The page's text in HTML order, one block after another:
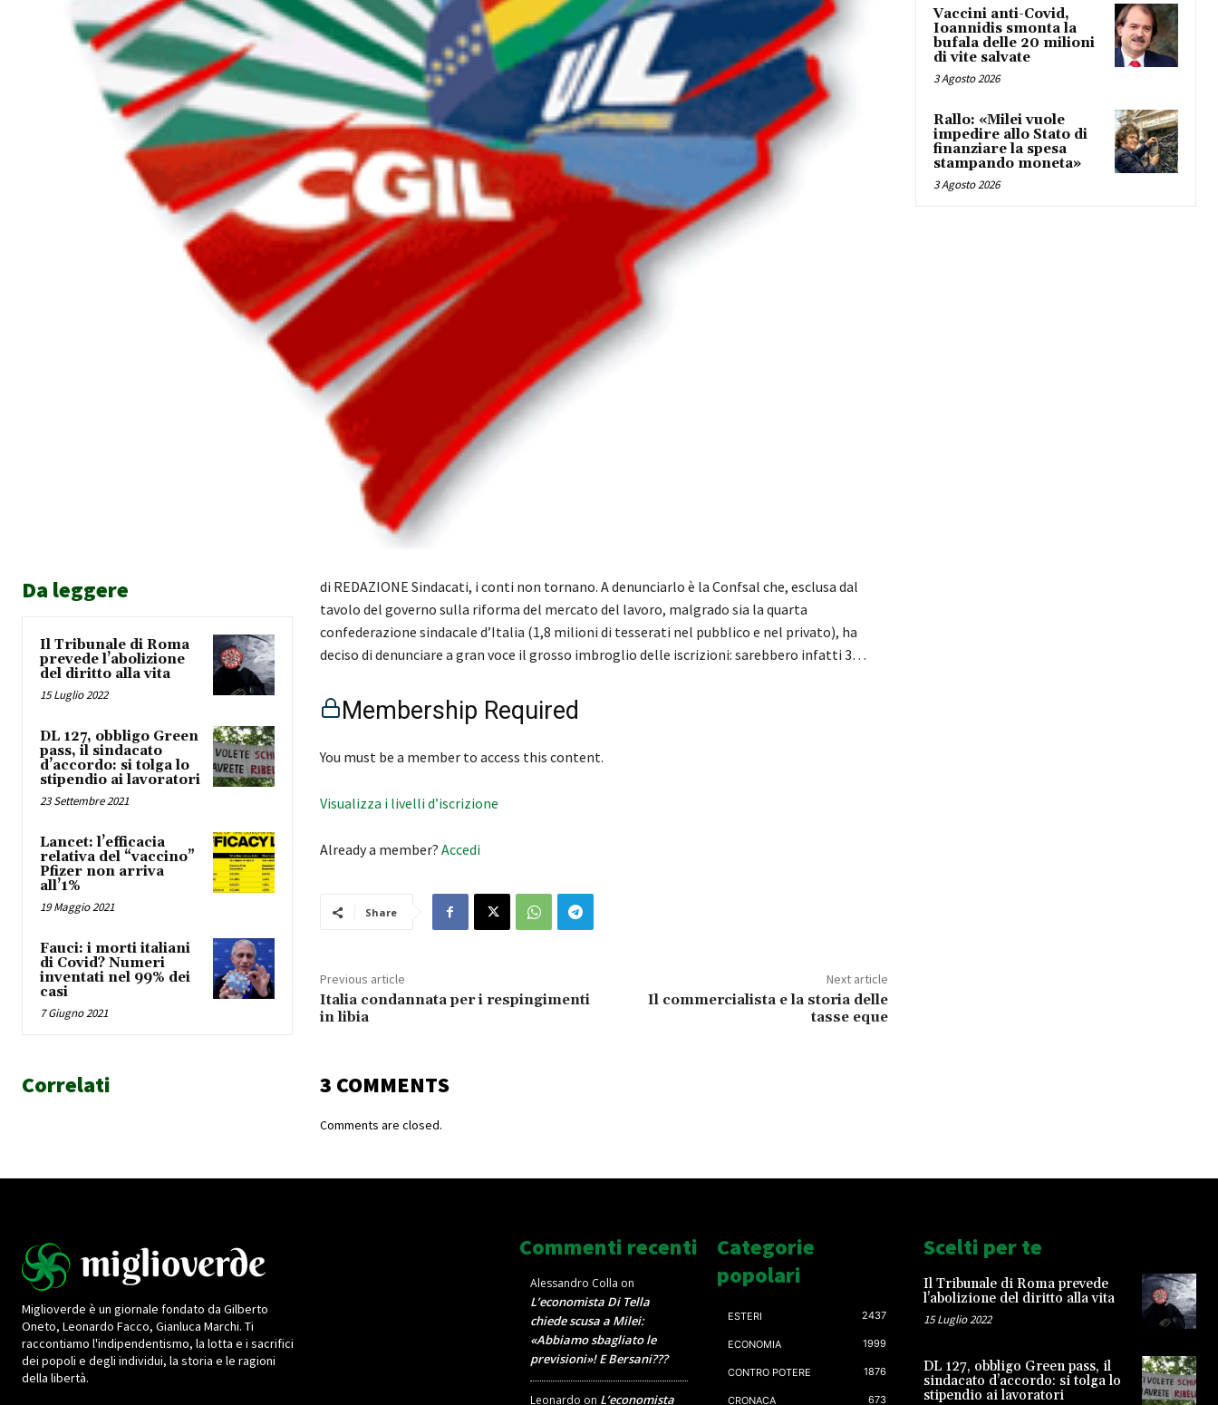
Da leggere
Il Tribunale di Roma
prevede l’abolizione
del diritto alla vita
15 Luglio 2022
DL 127, obbligo Green
pass, il sindacato
d’accordo: si tolga lo
stipendio ai lavoratori
23 Settembre 2021
Lancet: l’efficacia
relativa del “vaccino”
Pfizer non arriva
all’1%
19 Maggio 2021
Fauci: i morti italiani
di Covid? Numeri
inventati nel 99% dei
casi
7 Giugno 2021
di REDAZIONE Sindacati, i conti non tornano. A denunciarlo è la Confsal che, esclusa dal
tavolo del governo sulla riforma del mercato del lavoro, malgrado sia la quarta
confederazione sindacale d’Italia (1,8 milioni di tesserati nel pubblico e nel privato), ha
deciso di denunciare a gran voce il grosso imbroglio delle iscrizioni: sarebbero infatti 3…
Membership Required
You must be a member to access this content.
Visualizza i livelli d’iscrizione
Already a member? Accedi
Share
Previous article
Italia condannata per i respingimenti
in libia
Next article
Il commercialista e la storia delle
tasse eque
Correlati 3 COMMENTS
Comments are closed.
Vaccini anti-Covid,
Ioannidis smonta la
bufala delle 20 milioni
di vite salvate
3 Agosto 2026
Rallo: «Milei vuole
impedire allo Stato di
finanziare la spesa
stampando moneta»
3 Agosto 2026
Miglioverde è un giornale fondato da Gilberto
Oneto, Leonardo Facco, Gianluca Marchi. Ti
raccontiamo l'indipendentismo, la lotta e i sacrifici
dei popoli e degli individui, la storia e le ragioni
della libertà.
Commenti recenti
Alessandro Colla on
L’economista Di Tella
chiede scusa a Milei:
«Abbiamo sbagliato le
previsioni»! E Bersani???
Leonardo on L’economista
Categorie
popolari
ESTERI 2437
ECONOMIA 1999
CONTRO POTERE 1876
CRONACA 673
Scelti per te
Il Tribunale di Roma prevede
l’abolizione del diritto alla vita
15 Luglio 2022
DL 127, obbligo Green pass, il
sindacato d’accordo: si tolga lo
stipendio ai lavoratori